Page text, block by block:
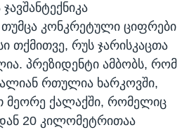
კონკრეტული ციფრები
თქმითვე, რუს ჯარისკაცთა
პრეზიდენტი ამბობს, რომ
რთულია ხარკოვში,
მეორე ქალაქში, რომელიც
20 კილომეტრითაა